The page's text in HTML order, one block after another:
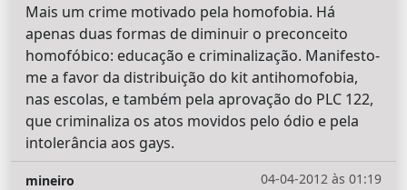
Mais um crime motivado pela homofobia. Há
apenas duas formas de diminuir o preconceito
homofóbico: educação e criminalização. Manifesto-
me a favor da distribuição do kit antihomofobia,
nas escolas, e também pela aprovação do PLC 122,
que criminaliza os atos movidos pelo ódio e pela
intolerância aos gays.
04-04-2012 às 01:19
mineiro